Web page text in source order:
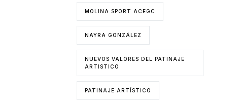
MOLINA SPORT ACEGC
NAYRA GONZÁLEZ
NUEVOS VALORES DEL PATINAJE
ARTISTICO
PATINAJE ARTÍSTICO